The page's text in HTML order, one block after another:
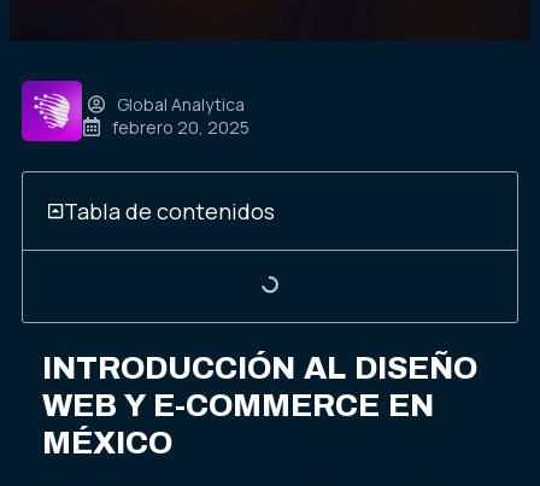
Global Analytica
febrero 20, 2025
Tabla de contenidos
INTRODUCCIÓN AL DISEÑO
WEB Y E-COMMERCE EN
MÉXICO